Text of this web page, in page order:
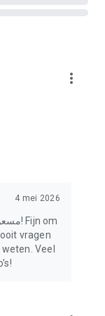
more_vert
4 mei 2026
vragen
Veel